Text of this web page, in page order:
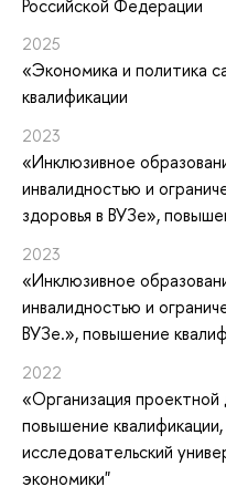
Российской Федерации
2025
«Экономика и политика
квалификации
2023
«Инклюзивное
инвалидностью и
здоровья в ВУЗе»,
2023
«Инклюзивное
инвалидностью и
ВУЗе.», повышение
2022
«Организация
повышение квалификации
исследовательский
экономики"